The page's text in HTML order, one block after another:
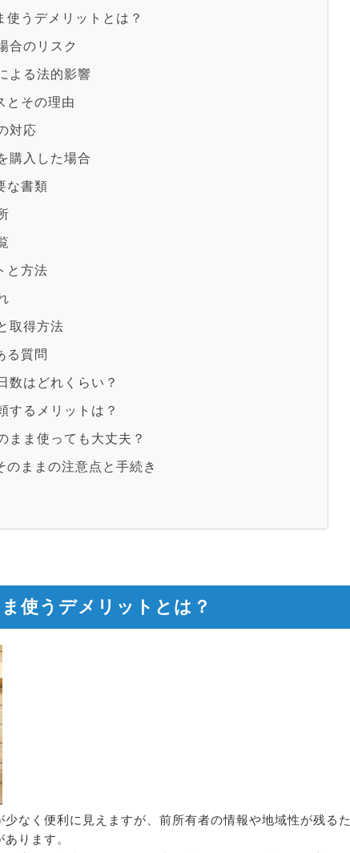
使うデメリットとは？
合のリスク
よる法的影響
とその理由
対応
購入した場合
な書類
と方法
取得方法
る質問
数はどれくらい？
するメリットは？
まま使っても大丈夫？
のままの注意点と手続き
使うデメリットとは？
なく便利に見えますが、前所有者の情報や地域性が残るた
ります。